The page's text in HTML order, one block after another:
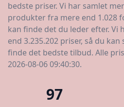
bedste priser. Vi har samlet
produkter fra mere end 1.028
kan finde det du leder efter. Vi
end 3.235.202 priser, så du
finde det bedste tilbud. Alle
2026-08-06 09:40:30.
97